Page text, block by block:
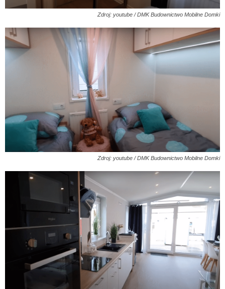
Zdroj: youtube / DMK Budownictwo Mobilne Domki
Zdroj: youtube / DMK Budownictwo Mobilne Domki